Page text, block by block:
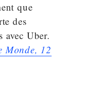
que
des
avec Uber.
Monde, 12